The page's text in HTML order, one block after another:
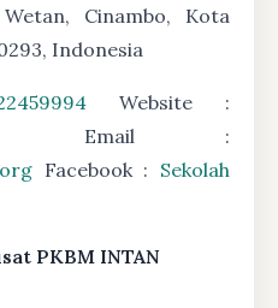
Cinambo, Kota
Indonesia
Website :
Email :
Facebook : Sekolah
PKBM INTAN